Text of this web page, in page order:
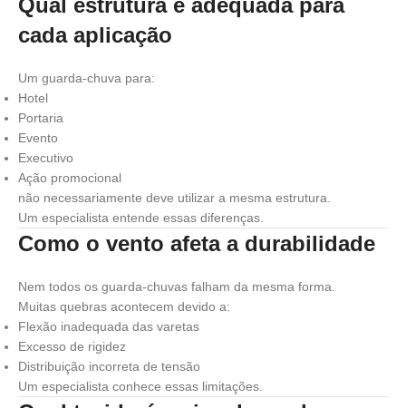
Qual estrutura é adequada para
cada aplicação
Um guarda-chuva para:
Hotel
Portaria
Evento
Executivo
Ação promocional
não necessariamente deve utilizar a mesma estrutura.
Um especialista entende essas diferenças.
Como o vento afeta a durabilidade
Nem todos os guarda-chuvas falham da mesma forma.
Muitas quebras acontecem devido a:
Flexão inadequada das varetas
Excesso de rigidez
Distribuição incorreta de tensão
Um especialista conhece essas limitações.